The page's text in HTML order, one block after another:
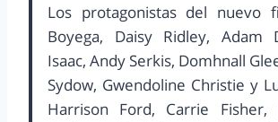
Los protagonistas del nuevo
Boyega, Daisy Ridley, Adam
Isaac, Andy Serkis, Domhnall
Sydow, Gwendoline Christie y
Harrison Ford, Carrie Fisher,